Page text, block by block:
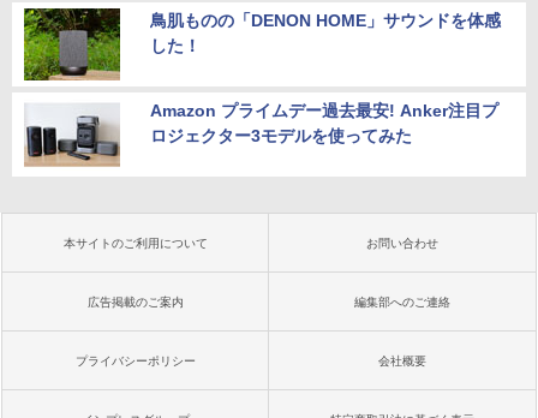
鳥肌ものの「DENON HOME」サウンドを体感
した！
Amazon プライムデー過去最安! Anker注目プ
ロジェクター3モデルを使ってみた
本サイトのご利用について お問い合わせ
広告掲載のご案内 編集部へのご連絡
プライバシーポリシー 会社概要